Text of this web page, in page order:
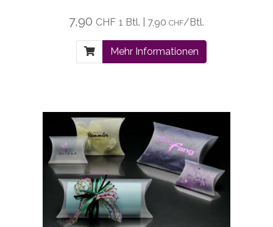
7,90 CHF 1 Btl. | 7,90 CHF/Btl.
Mehr Informationen